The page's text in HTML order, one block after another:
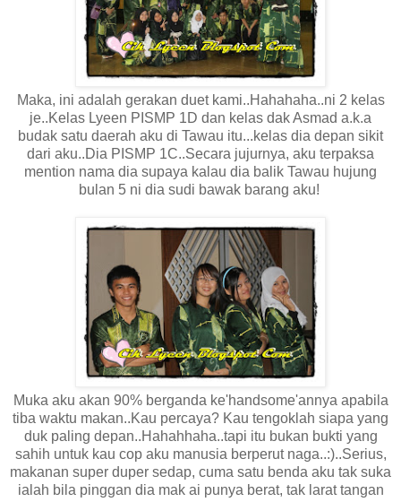
Maka, ini adalah gerakan duet kami..Hahahaha..ni 2 kelas
je..Kelas Lyeen PISMP 1D dan kelas dak Asmad a.k.a
budak satu daerah aku di Tawau itu...kelas dia depan sikit
dari aku..Dia PISMP 1C..Secara jujurnya, aku terpaksa
mention nama dia supaya kalau dia balik Tawau hujung
bulan 5 ni dia sudi bawak barang aku!
Muka aku akan 90% berganda ke'handsome'annya apabila
tiba waktu makan..Kau percaya? Kau tengoklah siapa yang
duk paling depan..Hahahhaha..tapi itu bukan bukti yang
sahih untuk kau cop aku manusia berperut naga..:)..Serius,
makanan super duper sedap, cuma satu benda aku tak suka
ialah bila pinggan dia mak ai punya berat, tak larat tangan